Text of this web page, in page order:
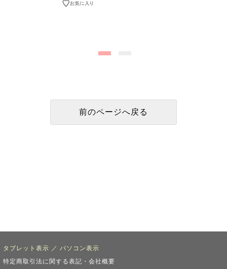
タブレット表示 ／ パソコン表示
特定商取引法に関する表記・会社概要